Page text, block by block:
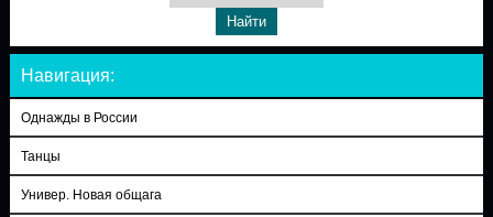
Навигация:
Однажды в России
Танцы
Универ. Новая общага